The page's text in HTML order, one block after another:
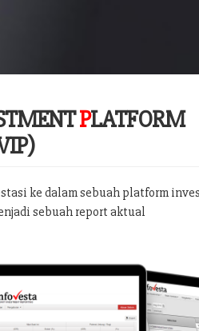
PLATFORM
ke dalam sebuah platform
sebuah report aktual